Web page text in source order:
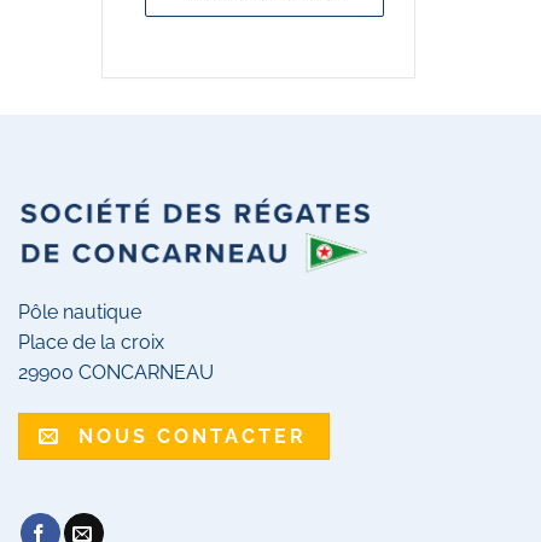
Pôle nautique
Place de la croix
29900 CONCARNEAU
NOUS CONTACTER